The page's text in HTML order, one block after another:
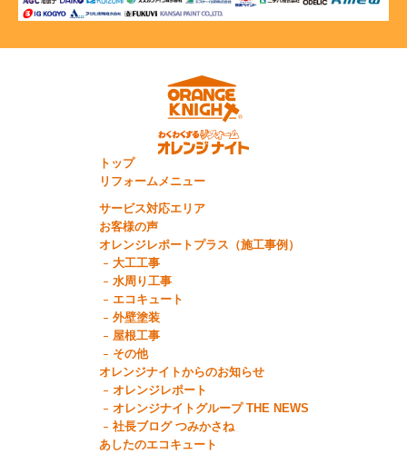
トップ
リフォームメニュー
サービス対応エリア
お客様の声
オレンジレポートプラス（施工事例）
大工工事
水周り工事
エコキュート
外壁塗装
屋根工事
その他
オレンジナイトからのお知らせ
オレンジレポート
オレンジナイトグループ THE NEWS
社長ブログ つみかさね
あしたのエコキュート